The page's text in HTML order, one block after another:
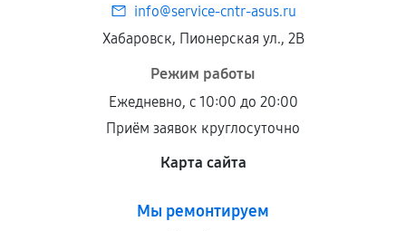
info@service-cntr-asus.ru
Хабаровск, Пионерская ул., 2В
Режим работы
Ежедневно, с 10:00 до 20:00
Приём заявок круглосуточно
Карта сайта
Мы ремонтируем